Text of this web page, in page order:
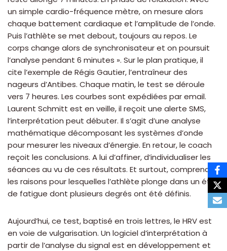
un simple cardio-fréquence mètre, on mesure alors
chaque battement cardiaque et l’amplitude de l’onde.
Puis l’athlète se met debout, toujours au repos. Le
corps change alors de synchronisateur et on poursuit
l’analyse pendant 6 minutes ». Sur le plan pratique, il
cite l’exemple de Régis Gautier, l’entraîneur des
nageurs d’Antibes. Chaque matin, le test se déroule
vers 7 heures. Les courbes sont expédiées par email.
Laurent Schmitt est en veille, il reçoit une alerte SMS,
l’interprétation peut débuter. Il s’agit d’une analyse
mathématique décomposant les systèmes d’onde
pour mesurer les niveaux d’énergie. En retour, le coach
reçoit les conclusions. A lui d’affiner, d’individualiser les
séances au vu de ces résultats. Et surtout, comprendre
les raisons pour lesquelles l’athlète plonge dans un état
de fatigue dont plusieurs degrés ont été définis.
Aujourd’hui, ce test, baptisé en trois lettres, le HRV est
en voie de vulgarisation. Un logiciel d’interprétation à
partir de l’analyse du signal est en développement et